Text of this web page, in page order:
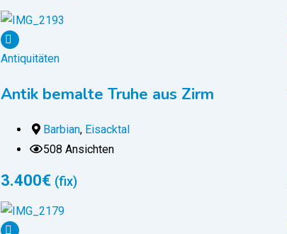
Antiquitäten
Antik bemalte Truhe aus Zirm
Barbian, Eisacktal
508 Ansichten
3.400€ (fix)